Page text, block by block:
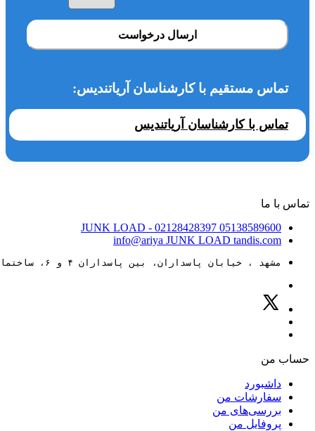
ارسال درخواست
تماس مستقیم با کارشناسان آریاتندیس:
تماس با کارشناسان آریاتندیس
تماس با ما
05138589600
JUNK LOAD - 02128428397
info@ariya JUNK LOAD tandis.com
مشهد ، خیابان پاسداران، بین پاسداران ۴ و ۶، ساختمان ۸۸
حساب من
داشبورد
سفارشات من
بررسی‌های من
پروفایل من